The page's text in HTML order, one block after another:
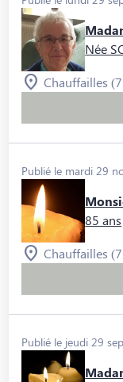
Née
Chauffailles
Publié le mardi 29
85 ans
Chauffailles
Publié le jeudi 29